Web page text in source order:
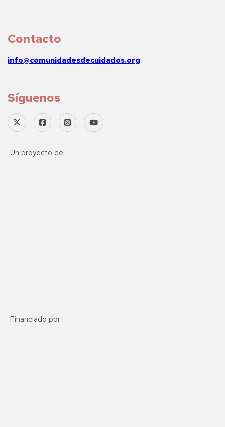
Contacto
info@comunidadesdecuidados.org
Síguenos
Un proyecto de:
Financiado por: